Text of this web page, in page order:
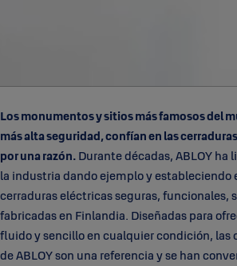
Los monumentos y sitios más famosos del
más alta seguridad, confían en las
por una razón. Durante décadas, ABLOY ha
la industria dando ejemplo y estableciendo
cerraduras eléctricas seguras, funcionales,
fabricadas en Finlandia. Diseñadas para
fluido y sencillo en cualquier condición, las
de ABLOY son una referencia y se han